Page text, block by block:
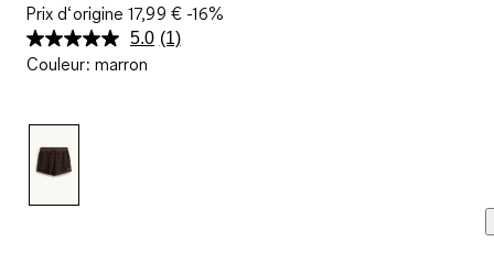
Prix d‘origine17,99 €-16%
5.0 Lire
(1)
Couleur: marron